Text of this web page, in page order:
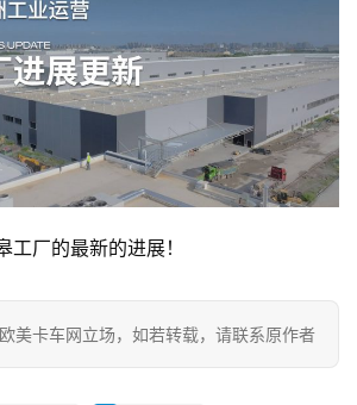
工厂的最新的进展！
美卡车网立场，如若转载，请联系原作者